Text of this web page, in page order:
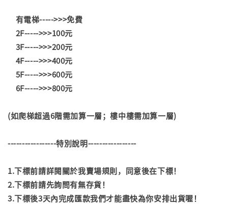
有電梯----->>>免費
2F----->>>100元
3F----->>>200元
4F----->>>400元
5F----->>>600元
6F----->>>800元
(如爬梯超過6階需加算一層；樓中樓需加算一層)
-----------------特別說明-----------------
1.下標前請詳閱關於我賣場規則，同意後在下標！
2.下標前請先詢問有無存貨！
3.下標後3天內完成匯款我們才能盡快為你安排出貨喔！